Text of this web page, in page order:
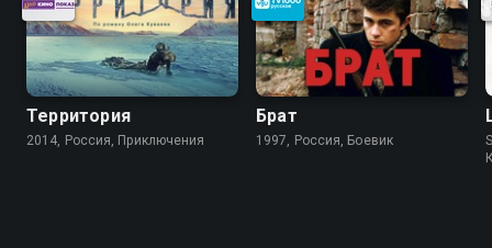
Территория
2014, Россия, Приключения
Брат
1997, Россия, Боевик